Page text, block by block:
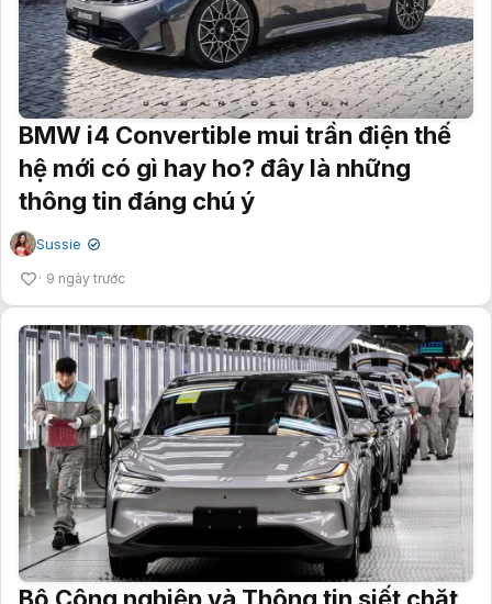
BMW i4 Convertible mui trần điện thế
hệ mới có gì hay ho? đây là những
thông tin đáng chú ý
Sussie ✔
9 ngày trước
Bộ Công nghiệp và Thông tin siết chặt